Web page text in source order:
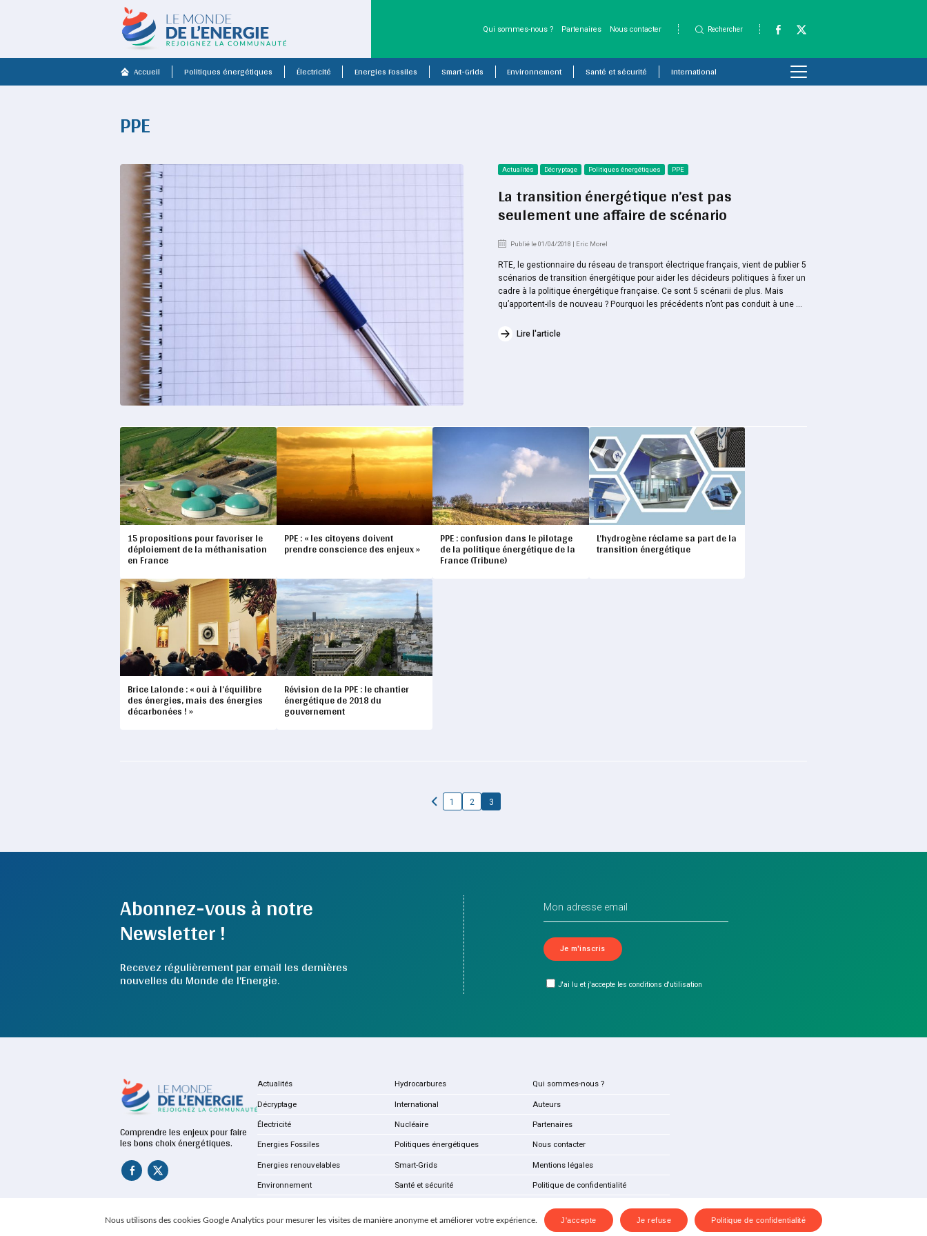
Qui sommes-nous ? Partenaires Nous contacter Rechercher
Accueil Politiques énergétiques Électricité Energies Fossiles Smart-Grids Environnement Santé et sécurité International
PPE
Actualités Décryptage Politiques énergétiques PPE
La transition énergétique n’est pas
seulement une affaire de scénario
Publié le 01/04/2018 | Eric Morel
RTE, le gestionnaire du réseau de transport électrique français, vient de publier 5
scénarios de transition énergétique pour aider les décideurs politiques à fixer un
cadre à la politique énergétique française. Ce sont 5 scénarii de plus. Mais
qu’apportent-ils de nouveau ? Pourquoi les précédents n’ont pas conduit à une ...
Lire l'article
15 propositions pour favoriser le
déploiement de la méthanisation
en France
PPE : « les citoyens doivent
prendre conscience des enjeux »
PPE : confusion dans le pilotage
de la politique énergétique de la
France (Tribune)
L’hydrogène réclame sa part de la
transition énergétique
Brice Lalonde : « oui à l’équilibre
des énergies, mais des énergies
décarbonées ! »
Révision de la PPE : le chantier
énergétique de 2018 du
gouvernement
1 2 3
Abonnez-vous à notre
Newsletter !
Recevez régulièrement par email les dernières
nouvelles du Monde de l'Energie. J'ai lu et j'accepte les conditions d'utilisation
Comprendre les enjeux pour faire
les bons choix énergétiques.
Actualités
Décryptage
Électricité
Energies Fossiles
Energies renouvelables
Environnement
Hydrocarbures
International
Nucléaire
Politiques énergétiques
Smart-Grids
Santé et sécurité
Qui sommes-nous ?
Auteurs
Partenaires
Nous contacter
Mentions légales
Politique de confidentialité
Nous utilisons des cookies Google Analytics pour mesurer les visites de manière anonyme et améliorer votre expérience. J'accepte Je refuse Politique de confidentialité